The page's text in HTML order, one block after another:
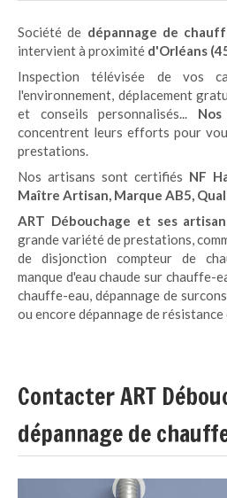
Société de dépannage de
intervient à proximité d'Orléans
Inspection télévisée de vos
l'environnement, déplacement
et conseils personnalisés...
concentrent leurs efforts pour
prestations.
Nos artisans sont certifiés NF
Maître Artisan, Marque AB5,
ART Débouchage et ses
grande variété de prestations,
de disjonction compteur de
manque d'eau chaude sur chauffe-
chauffe-eau, dépannage de
ou encore dépannage de
Contacter ART
dépannage de